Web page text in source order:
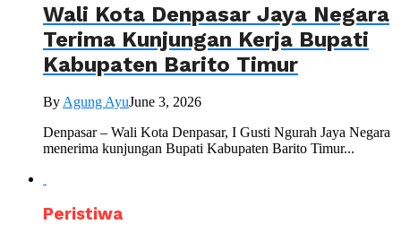
Wali Kota Denpasar Jaya Negara
Terima Kunjungan Kerja Bupati
Kabupaten Barito Timur
ByAgung AyuJune 3, 2026
Denpasar – Wali Kota Denpasar, I Gusti Ngurah Jaya Negara
menerima kunjungan Bupati Kabupaten Barito Timur...
Peristiwa